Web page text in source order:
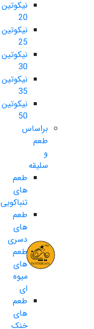
نیکوتین
20
نیکوتین
25
نیکوتین
30
نیکوتین
35
نیکوتین
50
براساس
طعم
و
سلیقه
طعم
های
تنباکویی
طعم
های
دسری
طعم
های
میوه
ای
طعم
های
خنک